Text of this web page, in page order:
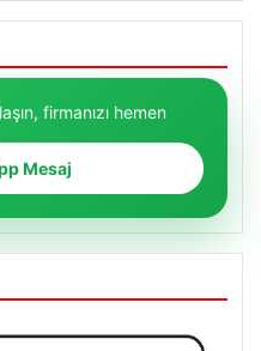
firmanızı hemen
Mesaj